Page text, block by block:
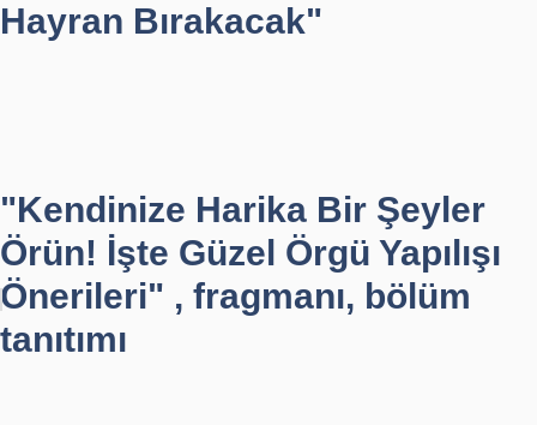
Hayran Bırakacak"
"Kendinize Harika Bir Şeyler
Örün! İşte Güzel Örgü Yapılışı
Önerileri" , fragmanı, bölüm
tanıtımı